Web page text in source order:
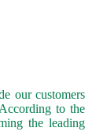
our customers
to the
the leading